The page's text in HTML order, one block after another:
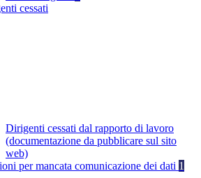
cessati
Dirigenti cessati dal rapporto di lavoro
(documentazione da pubblicare sul sito
web)
per mancata comunicazione dei dati 1